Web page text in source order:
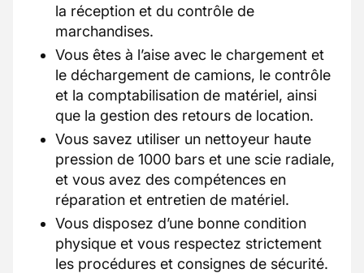
la réception et du contrôle de
marchandises.
Vous êtes à l’aise avec le chargement et
le déchargement de camions, le contrôle
et la comptabilisation de matériel, ainsi
que la gestion des retours de location.
Vous savez utiliser un nettoyeur haute
pression de 1000 bars et une scie radiale,
et vous avez des compétences en
réparation et entretien de matériel.
Vous disposez d’une bonne condition
physique et vous respectez strictement
les procédures et consignes de sécurité.